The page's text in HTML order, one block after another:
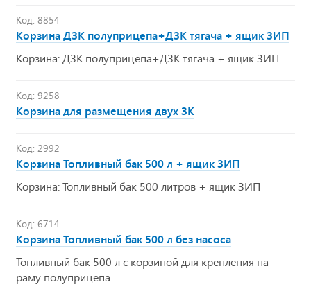
Код: 8854
Корзина ДЗК полуприцепа+ДЗК тягача + ящик ЗИП
Корзина: ДЗК полуприцепа+ДЗК тягача + ящик ЗИП
Код: 9258
Корзина для размещения двух ЗК
Код: 2992
Корзина Топливный бак 500 л + ящик ЗИП
Корзина: Топливный бак 500 литров + ящик ЗИП
Код: 6714
Корзина Топливный бак 500 л без насоса
Топливный бак 500 л с корзиной для крепления на
раму полуприцепа